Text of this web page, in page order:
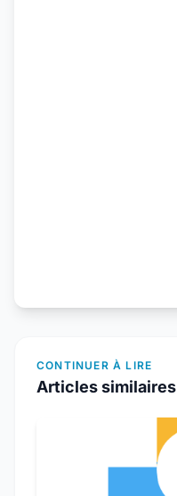
CONTINUER À LIRE
Articles similaires